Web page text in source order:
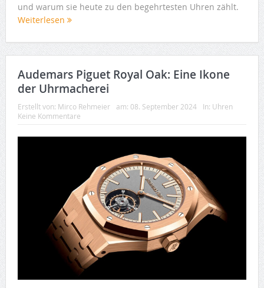
und warum sie heute zu den begehrtesten Uhren zählt.
Weiterlesen
Audemars Piguet Royal Oak: Eine Ikone
der Uhrmacherei
Erstellt von: Mirco Rehmeier am: 08. September 2024 In: Uhren
Keine Kommentare